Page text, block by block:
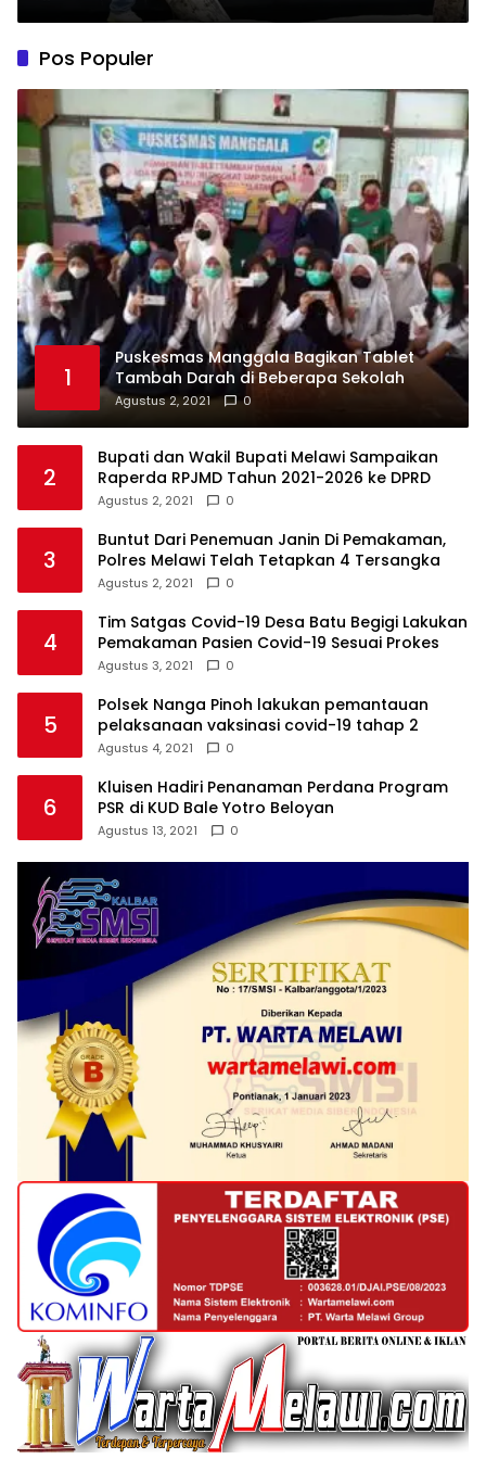
Pos Populer
1
Puskesmas Manggala Bagikan Tablet
Tambah Darah di Beberapa Sekolah
Agustus 2, 2021 0
2
Bupati dan Wakil Bupati Melawi Sampaikan
Raperda RPJMD Tahun 2021-2026 ke DPRD
Agustus 2, 2021 0
3
Buntut Dari Penemuan Janin Di Pemakaman,
Polres Melawi Telah Tetapkan 4 Tersangka
Agustus 2, 2021 0
4
Tim Satgas Covid-19 Desa Batu Begigi Lakukan
Pemakaman Pasien Covid-19 Sesuai Prokes
Agustus 3, 2021 0
5
Polsek Nanga Pinoh lakukan pemantauan
pelaksanaan vaksinasi covid-19 tahap 2
Agustus 4, 2021 0
6
Kluisen Hadiri Penanaman Perdana Program
PSR di KUD Bale Yotro Beloyan
Agustus 13, 2021 0